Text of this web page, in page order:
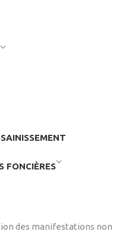
FONCIÈRES
des manifestations non